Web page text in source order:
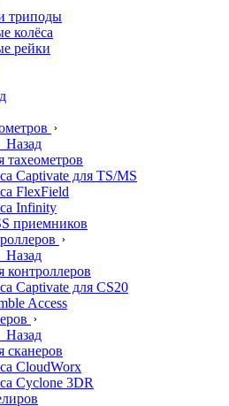
триподы
колёса
рейки
Назад
тахеометров
Captivate для TS/MS
FlexField
Infinity
приемников
Назад
контроллеров
Captivate для CS20
Access
Назад
сканеров
CloudWorx
Cyclone 3DR